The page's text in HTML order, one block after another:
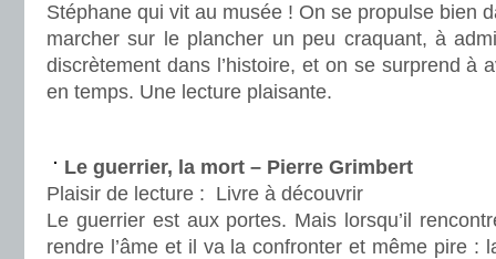
Stéphane qui vit au musée ! On se propulse bien
marcher sur le plancher un peu craquant, à
discrètement dans l’histoire, et on se surprend à
en temps. Une lecture plaisante.
Le guerrier, la mort – Pierre Grimbert
Plaisir de lecture : Livre à découvrir
Le guerrier est aux portes. Mais lorsqu’il
rendre l’âme et il va la confronter et même pire :